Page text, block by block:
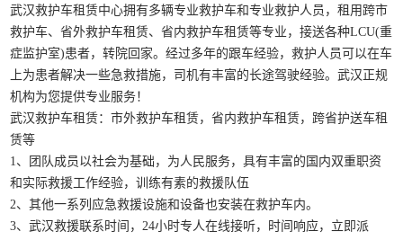
武汉救护车租赁中心拥有多辆专业救护车和专业救护人员，租用跨市
救护车、省外救护车租赁、省内救护车租赁等专业，接送各种LCU(重
症监护室)患者，转院回家。经过多年的跟车经验，救护人员可以在车
上为患者解决一些急救措施，司机有丰富的长途驾驶经验。武汉正规
机构为您提供专业服务！
武汉救护车租赁：市外救护车租赁，省内救护车租赁，跨省护送车租
赁等
1、团队成员以社会为基础，为人民服务，具有丰富的国内双重职资
和实际救援工作经验，训练有素的救援队伍
2、其他一系列应急救援设施和设备也安装在救护车内。
3、武汉救援联系时间，24小时专人在线接听，时间响应，立即派